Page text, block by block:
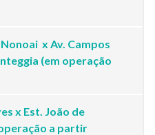
x Av. Campos
(em operação
x Est. João de
a partir